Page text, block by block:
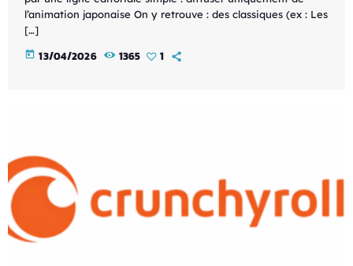
l’animation japonaise On y retrouve : des classiques (ex : Les
[…]
today 13/04/2026 1365 1